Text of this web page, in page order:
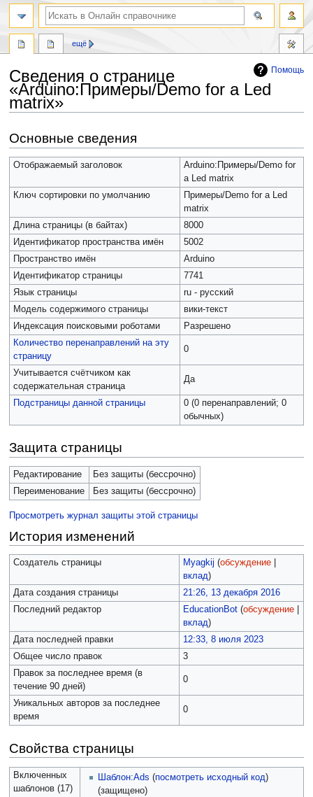
Помощь
Сведения о странице
«Arduino:Примеры/Demo for a Led
matrix»
к
навигации
к
поиску
Основные сведения
Отображаемый заголовок
Arduino:Примеры/Demo for
a Led matrix
Ключ сортировки по умолчанию
Примеры/Demo for a Led
matrix
Длина страницы (в байтах)
8000
Идентификатор пространства имён
5002
Пространство имён
Arduino
Идентификатор страницы
7741
Язык страницы
ru - русский
Модель содержимого страницы
вики-текст
Индексация поисковыми роботами
Разрешено
Количество перенаправлений на эту
страницу
0
Учитывается счётчиком как
содержательная страница
Да
Подстраницы данной страницы
0 (0 перенаправлений; 0
обычных)
Защита страницы
Редактирование
Без защиты (бессрочно)
Переименование
Без защиты (бессрочно)
Просмотреть журнал защиты этой страницы
История изменений
Создатель страницы Myagkij (обсуждение|
вклад)
Дата создания страницы
21:26, 13 декабря 2016
Последний редактор
EducationBot (обсуждение|
вклад)
Дата последней правки
12:33, 8 июля 2023
Общее число правок
3
Правок за последнее время (в
течение 90 дней)
0
Уникальных авторов за последнее
время
0
Свойства страницы
Включенных
шаблонов (17)
Шаблон:Ads (посмотреть исходный код)
(защищено)
ещё